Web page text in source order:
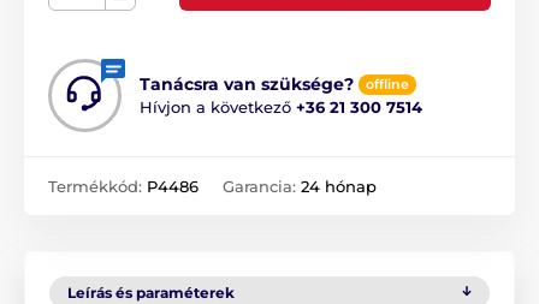
Tanácsra van szüksége? offline
Hívjon a következő +36 21 300 7514
Termékkód: P4486 Garancia: 24 hónap
Leírás és paraméterek